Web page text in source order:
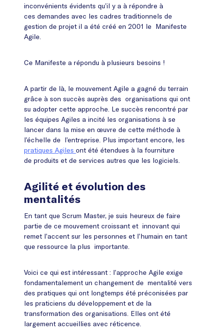
inconvénients évidents qu’il y a à répondre à
ces demandes avec les cadres traditionnels de
gestion de projet il a été créé en 2001 le Manifeste
Agile.
Ce Manifeste a répondu à plusieurs besoins !
A partir de là, le mouvement Agile a gagné du terrain
grâce à son succès auprès des organisations qui ont
su adopter cette approche. Le succès rencontré par
les équipes Agiles a incité les organisations à se
lancer dans la mise en œuvre de cette méthode à
l’échelle de l’entreprise. Plus important encore, les
pratiques Agilesont été étendues à la fourniture
de produits et de services autres que les logiciels.
Agilité et évolution des
mentalités
En tant que Scrum Master, je suis heureux de faire
partie de ce mouvement croissant et innovant qui
remet l’accent sur les personnes et l’humain en tant
que ressource la plus importante.
Voici ce qui est intéressant : l’approche Agile exige
fondamentalement un changement de mentalité vers
des pratiques qui ont longtemps été préconisées par
les praticiens du développement et de la
transformation des organisations. Elles ont été
largement accueillies avec réticence.